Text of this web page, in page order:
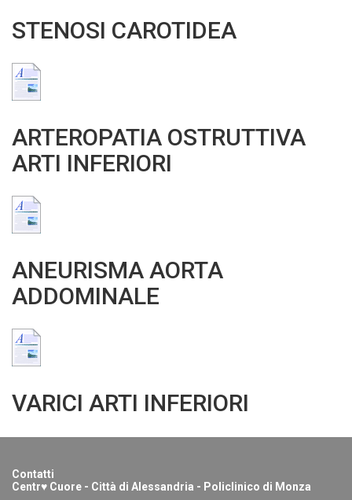
STENOSI CAROTIDEA
ARTEROPATIA OSTRUTTIVA
ARTI INFERIORI
ANEURISMA AORTA
ADDOMINALE
VARICI ARTI INFERIORI
Contatti
Centr♥ Cuore - Città di Alessandria - Policlinico di Monza